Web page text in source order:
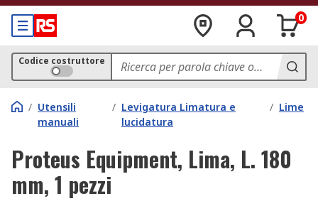
0
Codice costruttore
/ Utensili
manuali
/ Levigatura Limatura e
lucidatura
/ Lime
Proteus Equipment, Lima, L. 180
mm, 1 pezzi